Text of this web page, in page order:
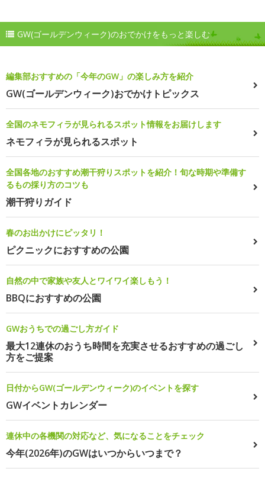
GW(ゴールデンウィーク)のおでかけをもっと楽しむ
編集部おすすめの「今年のGW」の楽しみ方を紹介
GW(ゴールデンウィーク)おでかけトピックス
全国のネモフィラが見られるスポット情報をお届けします
ネモフィラが見られるスポット
全国各地のおすすめ潮干狩りスポットを紹介！旬な時期や準備す
るもの採り方のコツも
潮干狩りガイド
春のお出かけにピッタリ！
ピクニックにおすすめの公園
自然の中で家族や友人とワイワイ楽しもう！
BBQにおすすめの公園
GWおうちでの過ごし方ガイド
最大12連休のおうち時間を充実させるおすすめの過ごし
方をご提案
日付からGW(ゴールデンウィーク)のイベントを探す
GWイベントカレンダー
連休中の各機関の対応など、気になることをチェック
今年(2026年)のGWはいつからいつまで？